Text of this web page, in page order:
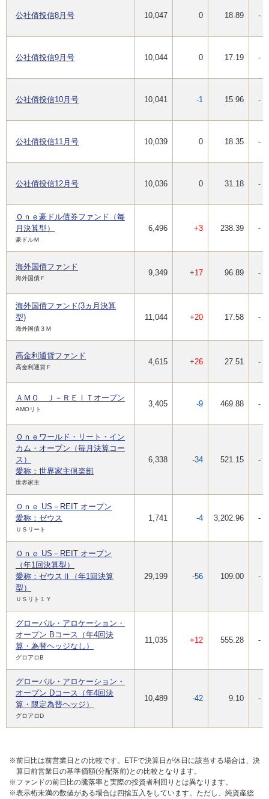
公社債投信8月号 10,047 0 18.89 -
公社債投信9月号 10,044 0 17.19 -
公社債投信10月号 10,041 -1 15.96 -
公社債投信11月号 10,039 0 18.35 -
公社債投信12月号 10,036 0 31.18 -
Ｏｎｅ豪ドル債券ファンド（毎
月決算型）
豪ドルＭ
6,496 +3 238.39 -
海外国債ファンド
海外国債Ｆ
9,349 +17 96.89 -
海外国債ファンド(3ヵ月決算
型)
海外国債３Ｍ
11,044 +20 17.58 -
高金利通貨ファンド
高金利通貨Ｆ
4,615 +26 27.51 -
ＡＭＯ Ｊ－ＲＥＩＴオープン
AMOリト
3,405 -9 469.88 -
Ｏｎｅワールド・リート・イン
カム・オープン（毎月決算コー
ス）
愛称：世界家主倶楽部
世界家主
6,338 -34 521.15 -
Ｏｎｅ US－REIT オープン
愛称：ゼウス
ＵＳリート
1,741 -4 3,202.96 -
Ｏｎｅ US－REIT オープン
（年1回決算型）
愛称：ゼウスⅡ（年1回決算
型）
ＵＳリト１Ｙ
29,199 -56 109.00 -
グローバル・アロケーション・
オープン Bコース（年4回決
算・為替ヘッジなし）
グロアロB
11,035 +12 555.28 -
グローバル・アロケーション・
オープン Dコース（年4回決
算・限定為替ヘッジ）
グロアロD
10,489 -42 9.10 -
※前日比は前営業日との比較です。ETFで決算日が休日に該当する場合は、決
算日前営業日の基準価額(分配落前)との比較となります。
※ファンドの前日比の騰落率と実際の投資者利回りとは異なります。
※表示桁未満の数値がある場合は四捨五入をしています。ただし、純資産総